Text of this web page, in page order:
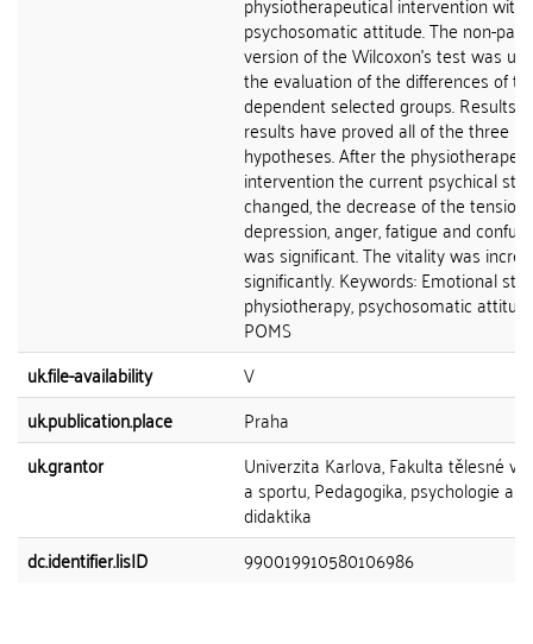
psychosomatic attitude. The non-
version of the Wilcoxon's test was
the evaluation of the differences of
dependent selected groups. Results:
results have proved all of the three
hypotheses. After the
intervention the current psychical
changed, the decrease of the tension,
depression, anger, fatigue and
was significant. The vitality was
significantly. Keywords: Emotional
physiotherapy, psychosomatic
POMS
uk.file-availability
V
uk.publication.place
Praha
uk.grantor
Univerzita Karlova, Fakulta tělesné
a sportu, Pedagogika, psychologie a
didaktika
dc.identifier.lisID
990019910580106986